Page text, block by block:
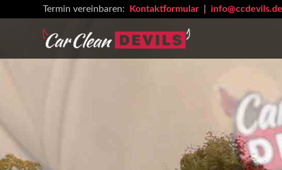
Termin vereinbaren: Kontaktformular info@ccdevils.de